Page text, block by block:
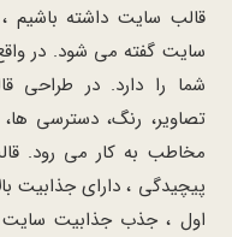
قالب سایت داشته
سایت گفته می شود. در
شما را دارد. در طراحی
تصاویر، رنگ، دسترسی
مخاطب به کار می رود.
پیچیدگی ، دارای جذابیت
اول ، جذب جذابیت